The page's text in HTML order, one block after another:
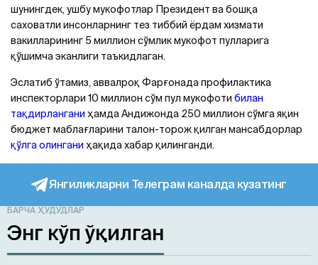
шунингдек, ушбу мукофотлар Президент ва бошқа
саховатли инсонларнинг тез тиббий ёрдам хизмати
вакилларининг 5 миллион сўмлик мукофот пулларига
қўшимча эканлиги таъкидлаган.
Эслатиб ўтамиз, аввалроқ Фарғонада профилактика
инспекторлари 10 миллион сўм пул мукофоти билан
тақдирлангани ҳамда Андижонда 250 миллион сўмга яқин
бюджет маблағларини талон-торож қилган мансабдорлар
қўлга олингани ҳақида хабар қилинганди.
Янгиликларни Телеграм каналда кузатинг
БАРЧА ҲУДУДЛАР
Энг кўп ўқилган